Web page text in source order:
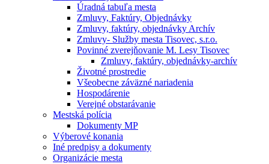
Úradná tabuľa mesta
Zmluvy, Faktúry, Objednávky
Zmluvy, faktúry, objednávky Archív
Zmluvy- Služby mesta Tisovec, s.r.o.
Povinné zverejňovanie M. Lesy Tisovec
Zmluvy, faktúry, objednávky-archív
Životné prostredie
Všeobecne záväzné nariadenia
Hospodárenie
Verejné obstarávanie
Mestská polícia
Dokumenty MP
Výberové konania
Iné predpisy a dokumenty
Organizácie mesta